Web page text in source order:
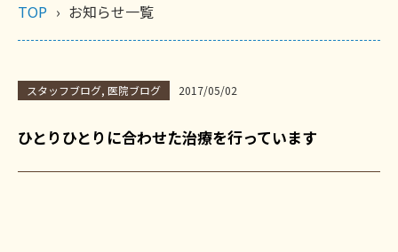
TOP お知らせ一覧
スタッフブログ, 医院ブログ 2017/05/02
ひとりひとりに合わせた治療を行っています